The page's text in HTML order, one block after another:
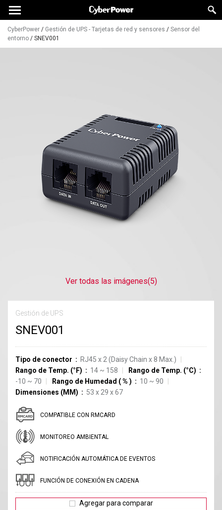
CyberPower / Gestión de UPS - Tarjetas de red y sensores / Sensor del
entorno / SNEV001
Ver todas las imágenes(5)
Gestión de UPS
SNEV001
Tipo de conector
RJ45 x 2 (Daisy Chain x 8 Max.)
Rango de Temp. (°F)
14 ~ 158
Rango de Temp. (°C)
-10 ~ 70
Rango de Humedad (% )
10 ~ 90
Dimensiones (MM)
53 x 29 x 67
COMPATIBLE CON RMCARD
MONITOREO AMBIENTAL
NOTIFICACIÓN AUTOMÁTICA DE EVENTOS
FUNCIÓN DE CONEXIÓN EN CADENA
Agregar para comparar